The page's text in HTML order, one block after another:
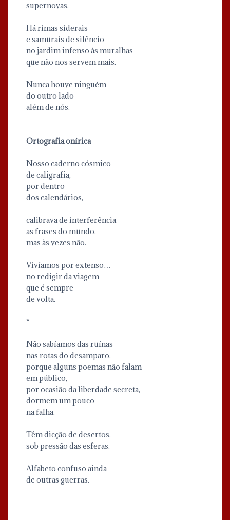
supernovas.
Há rimas siderais
e samurais de silêncio
no jardim infenso às muralhas
que não nos servem mais.
Nunca houve ninguém
do outro lado
além de nós.
Ortografia onírica
Nosso caderno cósmico
de caligrafia,
por dentro
dos calendários,
calibrava de interferência
as frases do mundo,
mas às vezes não.
Vivíamos por extenso…
no redigir da viagem
que é sempre
de volta.
*
Não sabíamos das ruínas
nas rotas do desamparo,
porque alguns poemas não falam
em público,
por ocasião da liberdade secreta,
dormem um pouco
na falha.
Têm dicção de desertos,
sob pressão das esferas.
Alfabeto confuso ainda
de outras guerras.